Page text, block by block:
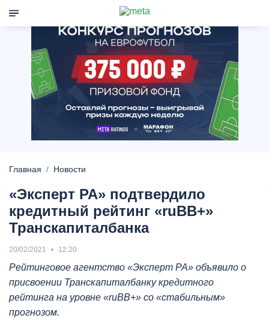
Главная Новости
«Эксперт РА» подтвердило
кредитный рейтинг «ruBB+»
Транскапиталбанка
20/02/2021 12:20
Рейтинговое агентство «Эксперт РА» объявило о
присвоении Транскапиталбанку кредитного
рейтинга на уровне «ruBB+» со «стабильным»
прогнозом.